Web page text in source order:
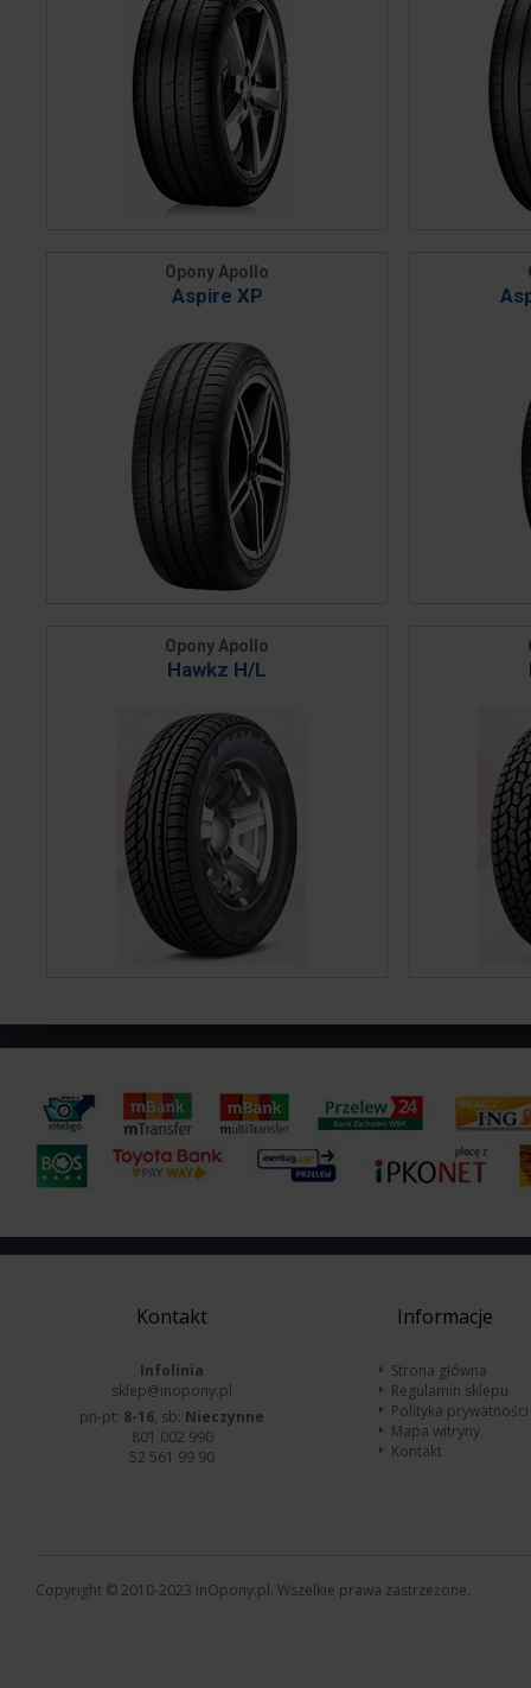
Opony Apollo
Aspire XP
Opony Apollo
Hawkz H/L
Kontakt
Infolinia
sklep@inopony.pl
pn-pt: 8-16, sb: Nieczynne
801 002 990
52 561 99 90
Informacje
Strona główna
Regulamin sklepu
Polityka prywatności
Mapa witryny
Kontakt
Copyright © 2010-2023 InOpony.pl. Wszelkie prawa zastrzeżone.